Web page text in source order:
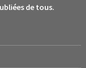
de tous.